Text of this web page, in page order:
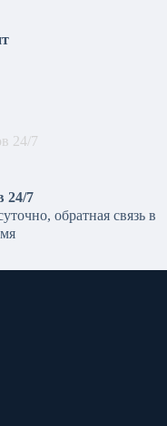
24/7
обратная связь в